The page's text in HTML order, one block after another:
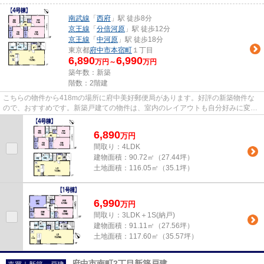
南武線 「 西府 」駅 徒歩8分
京王線 「 分倍河原 」駅 徒歩12分
京王線 「 中河原 」駅 徒歩18分
東京都府中市本宿町 １丁目
6,890万円～6,990万円
築年数：新築
階数：2階建
こちらの物件から418mの場所に府中美好郵便局があります。好評の新築物件な
ので、おすすめです。新築戸建ての物件は、室内のレイアウトも自分好みに変更
可能です。木の温もりも感じる...
6,890万円
間取り：4LDK
建物面積： 90.72㎡（27.44坪）
土地面積： 116.05㎡（35.1坪）
6,990万円
間取り：3LDK＋1S(納戸)
建物面積： 91.11㎡（27.56坪）
土地面積： 117.60㎡（35.57坪）